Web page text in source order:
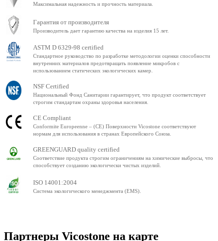
Максимальная надежность и прочность материала.
Гарантия от производителя
Производитель дает гарантию качества на изделия 15 лет.
ASTM D 6329-98 certified
Стандартное руководство по разработке методологии оценки способности
внутренних материалов предотвращать появление микробов с
использованием статических экологических камер.
NSF Certified
Национальный Фонд Санитарии гарантирует, что продукт соответствует
строгим стандартам охраны здоровья населения.
CE Compliant
Conformite Europeenne – (CE) Поверхности Vicostone соответствуют
нормам для использования в странах Европейского Союза.
GREENGUARD quality certified
Соответствие продукта строгим ограничениям на химические выбросы, что
способствует созданию экологически чистых изделий.
ISO 14001:2004
Система экологического менеджмента (EMS).
Партнеры Vicostone на карте